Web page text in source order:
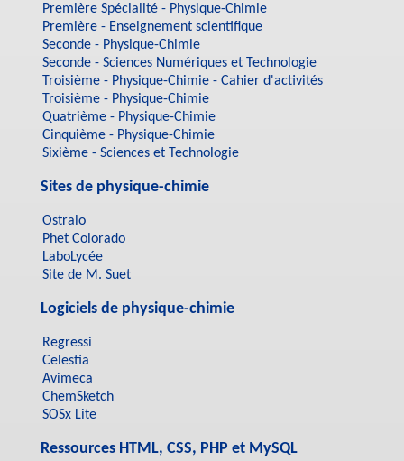
Première Spécialité - Physique-Chimie
Première - Enseignement scientifique
Seconde - Physique-Chimie
Seconde - Sciences Numériques et Technologie
Troisième - Physique-Chimie - Cahier d'activités
Troisième - Physique-Chimie
Quatrième - Physique-Chimie
Cinquième - Physique-Chimie
Sixième - Sciences et Technologie
Sites de physique-chimie
Ostralo
Phet Colorado
LaboLycée
Site de M. Suet
Logiciels de physique-chimie
Regressi
Celestia
Avimeca
ChemSketch
SOSx Lite
Ressources HTML, CSS, PHP et MySQL